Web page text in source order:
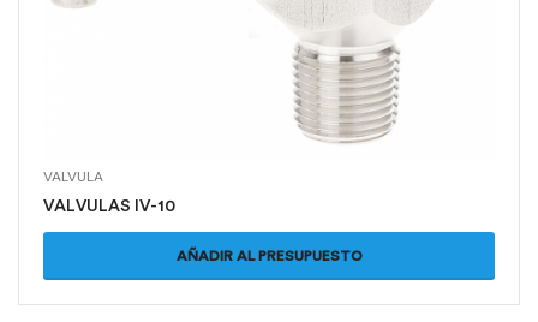
VALVULA
VALVULAS IV-10
AÑADIR AL PRESUPUESTO